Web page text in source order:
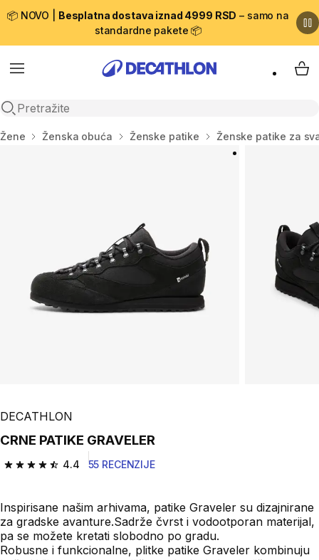
📦 NOVO | Besplatna dostava iznad 4999 RSD – samo na
standardne pakete 📦
Menu
Open search
My
Početna stranica
Žene Ženska obuća Ženske patike Ženske patike za
Play Video
DECATHLON
CRNE PATIKE GRAVELER
4.4
4.4 od 5 zvezdica from 55 Recenzije
55 RECENZIJE
Inspirisane našim arhivama, patike Graveler su dizajnirane
za gradske avanture.Sadrže čvrst i vodootporan materijal,
pa se možete kretati slobodno po gradu.
Robusne i funkcionalne, plitke patike Graveler kombinuju